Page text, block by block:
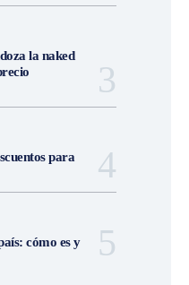
la naked
para
cómo es y